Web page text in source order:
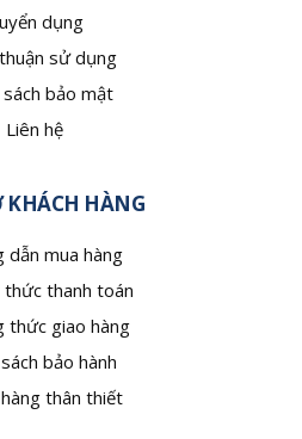
dụng
sử dụng
sách bảo mật
Liên hệ
KHÁCH HÀNG
dẫn mua hàng
thức thanh toán
thức giao hàng
bảo hành
thân thiết